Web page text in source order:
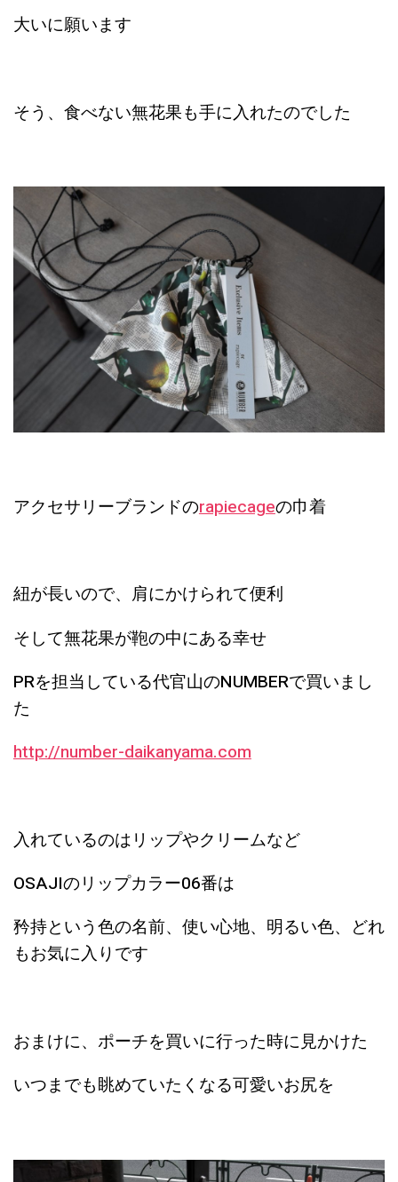
大いに願います
そう、食べない無花果も手に入れたのでした
アクセサリーブランドのrapiecageの巾着
紐が長いので、肩にかけられて便利
そして無花果が鞄の中にある幸せ
PRを担当している代官山のNUMBERで買いまし
た
http://number-daikanyama.com
入れているのはリップやクリームなど
OSAJIのリップカラー06番は
矜持という色の名前、使い心地、明るい色、どれ
もお気に入りです
おまけに、ポーチを買いに行った時に見かけた
いつまでも眺めていたくなる可愛いお尻を